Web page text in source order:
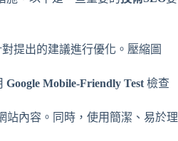
提出的建議進行優化。壓縮圖
Google Mobile-Friendly Test 檢查
站內容。同時，使用簡潔、易於理